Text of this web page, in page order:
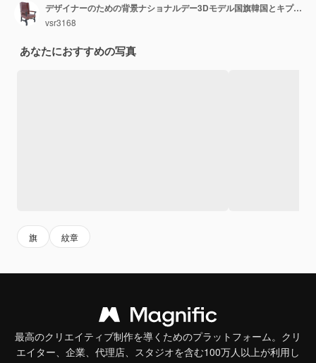
デザイナーのための背景ナショナルデー3Dモデル国旗韓国とキプロス
vsr3168
あなたにおすすめの写真
旗 紋章
最高のクリエイティブ制作を導くためのプラットフォーム。クリ
エイター、企業、代理店、スタジオを含む100万人以上が利用し